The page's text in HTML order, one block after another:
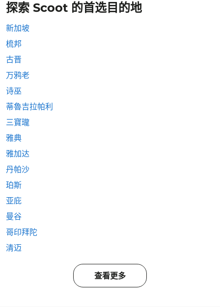
探索 Scoot 的首选目的地
新加坡
梳邦
古晋
万鸦老
诗巫
蒂魯吉拉帕利
三寶瓏
雅典
雅加达
丹帕沙
珀斯
亚庇
曼谷
哥印拜陀
清迈
查看更多